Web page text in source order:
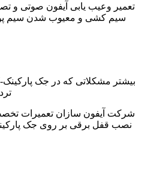
تعمیر وعیب یابی آیفون صوتی و
سیم کشی و معیوب شدن سیم
بیشتر مشکلاتی که در جک
شرکت آیفون سازان تعمیرات
نصب قفل برقی بر روی جک